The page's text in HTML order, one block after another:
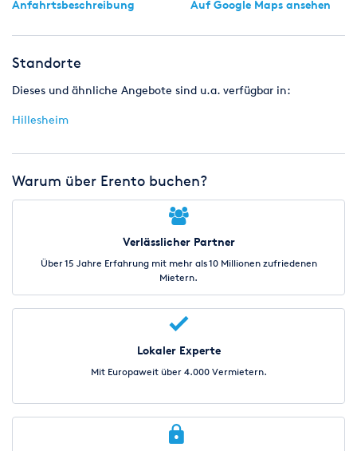
Anfahrtsbeschreibung Auf Google Maps ansehen
Standorte
Dieses und ähnliche Angebote sind u.a. verfügbar in:
Hillesheim
Warum über Erento buchen?
Verlässlicher Partner
Über 15 Jahre Erfahrung mit mehr als 10 Millionen zufriedenen
Mietern.
Lokaler Experte
Mit Europaweit über 4.000 Vermietern.